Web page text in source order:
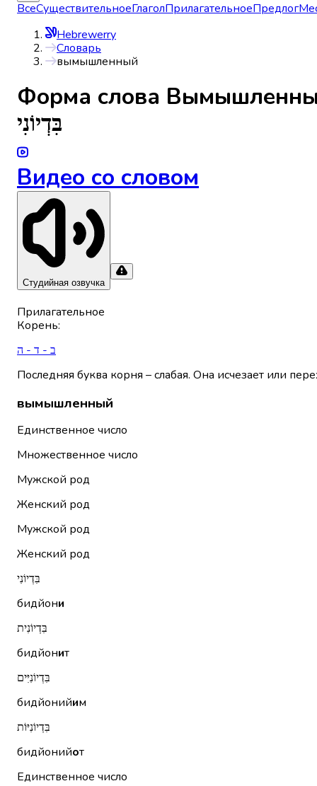
ВсеСуществительноеГлаголПрилагательноеПредлог
Hebrewerry
Словарь
вымышленный
Форма слова
בִּדְיוֹנִי
Видео со словом
Студийная озвучка
Прилагательное
Корень:
ב - ד - ה
Последняя буква корня – слабая. Она исчезает или
вымышленный
Единственное число
Множественное число
Мужской род
Женский род
Мужской род
Женский род
בִּדְיוֹנִי
бидйони
בִּדְיוֹנִית
бидйонит
בִּדְיוֹנִיִּים
бидйонийим
בִּדְיוֹנִיּוֹת
бидйонийот
Единственное число